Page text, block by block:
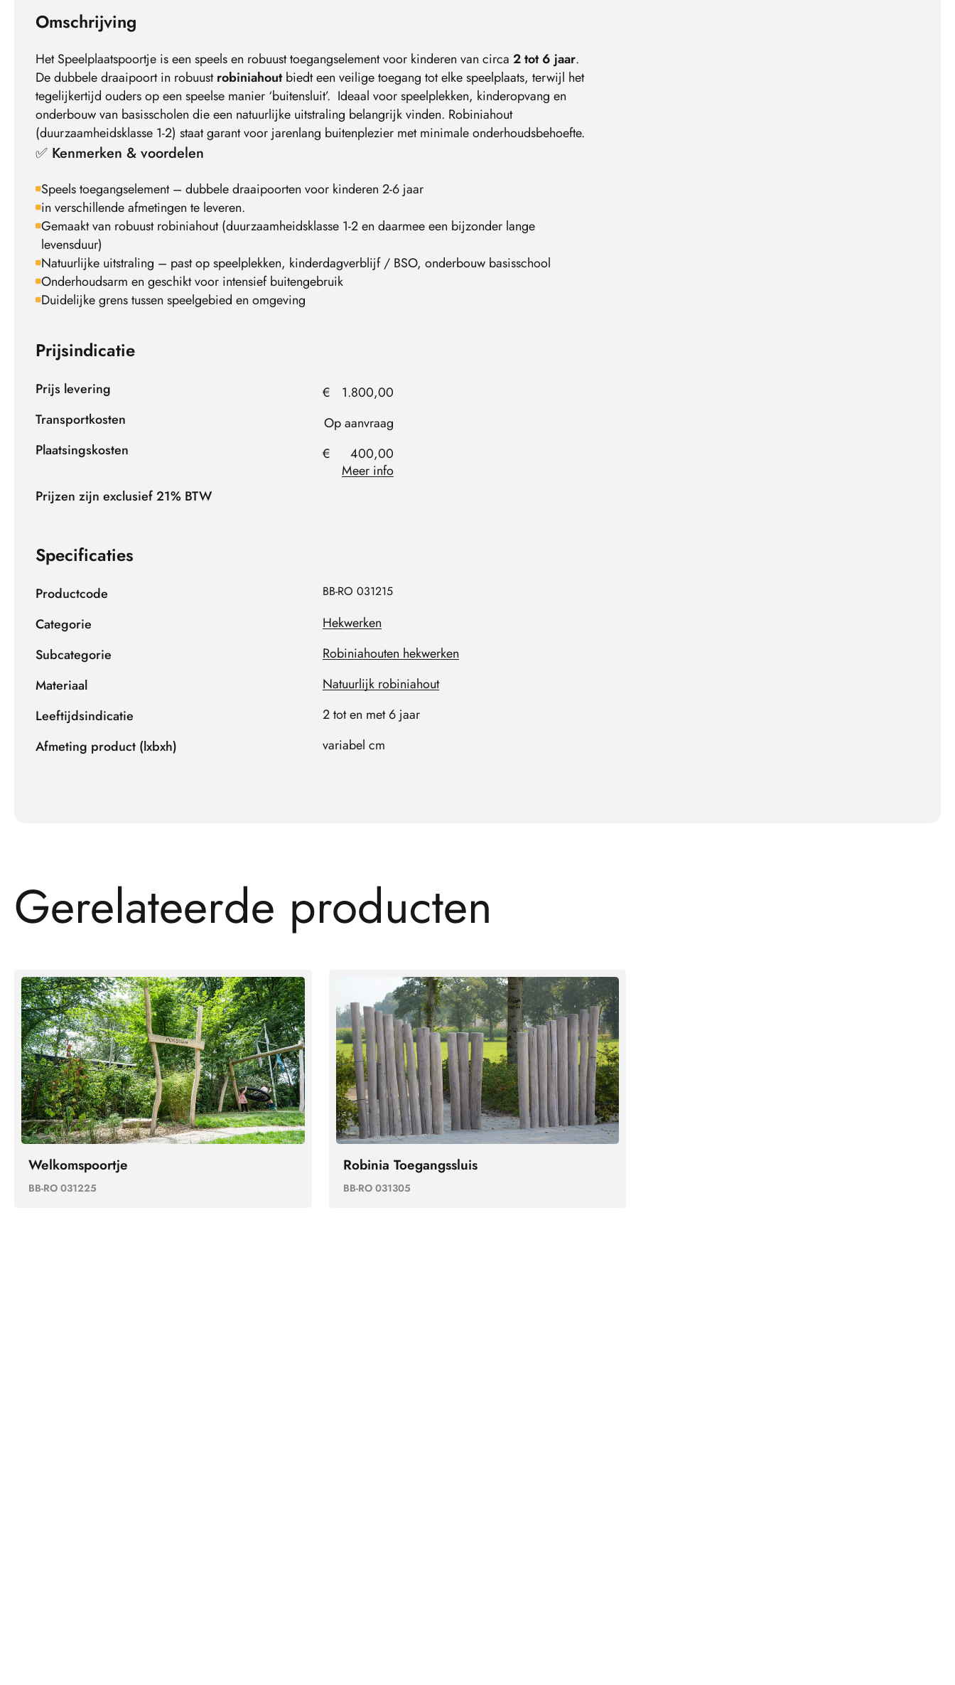
Omschrijving
Het Speelplaatspoortje is een speels en robuust toegangselement voor kinderen van circa 2 tot 6 jaar.
De dubbele draaipoort in robuustrobiniahoutbiedt een veilige toegang tot elke speelplaats, terwijl het
tegelijkertijd ouders op een speelse manier ‘buitensluit’. Ideaal voor speelplekken, kinderopvang en
onderbouw van basisscholen die een natuurlijke uitstraling belangrijk vinden. Robiniahout
(duurzaamheidsklasse 1-2) staat garant voor jarenlang buitenplezier met minimale onderhoudsbehoefte.
✅ Kenmerken & voordelen
Speels toegangselement – dubbele draaipoorten voor kinderen 2-6 jaar
in verschillende afmetingen te leveren.
Gemaakt van robuust robiniahout (duurzaamheidsklasse 1-2 en daarmee een bijzonder lange
levensduur)
Natuurlijke uitstraling – past op speelplekken, kinderdagverblijf / BSO, onderbouw basisschool
Onderhoudsarm en geschikt voor intensief buitengebruik
Duidelijke grens tussen speelgebied en omgeving
Prijsindicatie
Prijs levering €
1.800,00
Transportkosten
Op aanvraag
Plaatsingskosten
€
400,00
Meer info
Prijzen zijn exclusief 21% BTW
Specificaties
Productcode BB-RO 031215
Categorie
Hekwerken
Subcategorie
Robiniahouten hekwerken
Materiaal
Natuurlijk robiniahout
Leeftijdsindicatie
2 tot en met 6 jaar
Afmeting product (lxbxh)
variabel cm
Gerelateerde producten
Welkomspoortje
BB-RO 031225
Robinia Toegangssluis
BB-RO 031305